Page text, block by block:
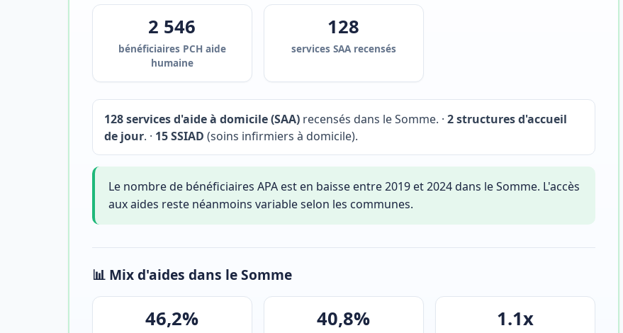
2 546
bénéficiaires PCH aide
humaine
128
services SAA recensés
128 services d'aide à domicile (SAA) recensés dans le Somme. · 2 structures d'accueil
de jour. · 15 SSIAD (soins infirmiers à domicile).
Le nombre de bénéficiaires APA est en baisse entre 2019 et 2024 dans le Somme. L'accès
aux aides reste néanmoins variable selon les communes.
📊 Mix d'aides dans le Somme
46,2% 40,8% 1.1x